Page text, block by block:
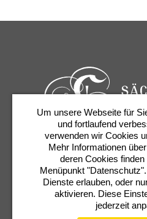
Karten & Services
Presse
Shop
Um unsere Webseite für
und fortlaufend
verwenden wir Cookies
Mehr Informationen
deren Cookies
Menüpunkt
Dienste erlauben, oder
aktivieren. Diese
jederzeit